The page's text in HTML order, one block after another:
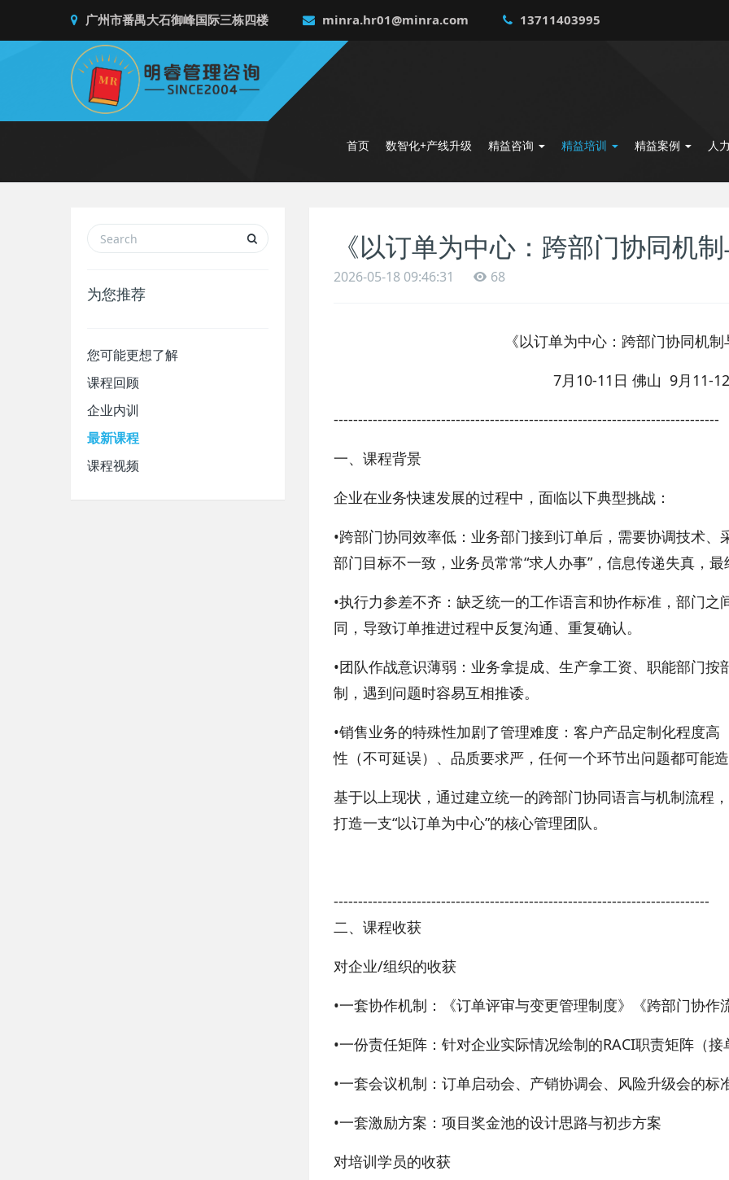
广州市番禺大石御峰国际三栋四楼 minra.hr01@minra.com 13711403995
首页 数智化+产线升级 精益咨询 精益培训 精益案例 人
为您推荐
您可能更想了解
课程回顾
企业内训
最新课程
课程视频
《以订单为中心：跨部门协同机
2026-05-18 09:46:31 68
《以订单为中心：跨部门协同机
7月10-11日 佛山 9月11-
-------------------------------------------------------------------------------
一、课程背景
企业在业务快速发展的过程中，面临以下典型挑战：
•跨部门协同效率低：业务部门接到订单后，需要协调技术
部门目标不一致，业务员常常“求人办事”，信息传递失真，
•执行力参差不齐：缺乏统一的工作语言和协作标准，部门之
同，导致订单推进过程中反复沟通、重复确认。
•团队作战意识薄弱：业务拿提成、生产拿工资、职能部门按
制，遇到问题时容易互相推诿。
•销售业务的特殊性加剧了管理难度：客户产品定制化程度
性（不可延误）、品质要求严，任何一个环节出问题都可能
基于以上现状，通过建立统一的跨部门协同语言与机制流程
打造一支“以订单为中心”的核心管理团队。
-----------------------------------------------------------------------------
二、课程收获
对企业/组织的收获
•一套协作机制：《订单评审与变更管理制度》《跨部门协作
•一份责任矩阵：针对企业实际情况绘制的RACI职责矩阵
•一套会议机制：订单启动会、产销协调会、风险升级会的标
•一套激励方案：项目奖金池的设计思路与初步方案
对培训学员的收获